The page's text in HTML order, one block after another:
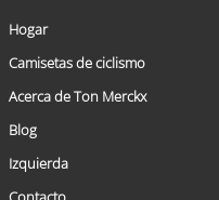
Hogar
Camisetas de ciclismo
Acerca de Ton Merckx
Blog
Izquierda